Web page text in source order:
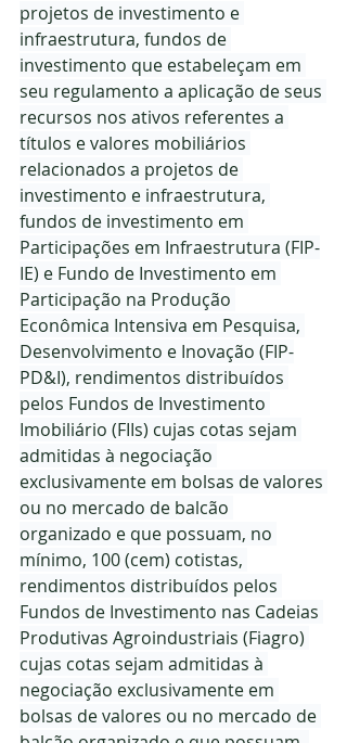
projetos de investimento e
infraestrutura, fundos de
investimento que estabeleçam em
seu regulamento a aplicação de seus
recursos nos ativos referentes a
títulos e valores mobiliários
relacionados a projetos de
investimento e infraestrutura,
fundos de investimento em
Participações em Infraestrutura (FIP-
IE) e Fundo de Investimento em
Participação na Produção
Econômica Intensiva em Pesquisa,
Desenvolvimento e Inovação (FIP-
PD&I), rendimentos distribuídos
pelos Fundos de Investimento
Imobiliário (FIIs) cujas cotas sejam
admitidas à negociação
exclusivamente em bolsas de valores
ou no mercado de balcão
organizado e que possuam, no
mínimo, 100 (cem) cotistas,
rendimentos distribuídos pelos
Fundos de Investimento nas Cadeias
Produtivas Agroindustriais (Fiagro)
cujas cotas sejam admitidas à
negociação exclusivamente em
bolsas de valores ou no mercado de